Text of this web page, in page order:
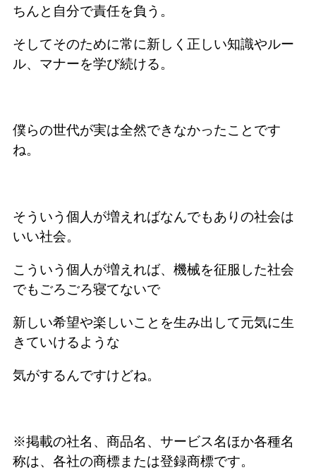
ちんと自分で責任を負う。
そしてそのために常に新しく正しい知識やルー
ル、マナーを学び続ける。
僕らの世代が実は全然できなかったことです
ね。
そういう個人が増えればなんでもありの社会は
いい社会。
こういう個人が増えれば、機械を征服した社会
でもごろごろ寝てないで
新しい希望や楽しいことを生み出して元気に生
きていけるような
気がするんですけどね。
※掲載の社名、商品名、サービス名ほか各種名
称は、各社の商標または登録商標です。